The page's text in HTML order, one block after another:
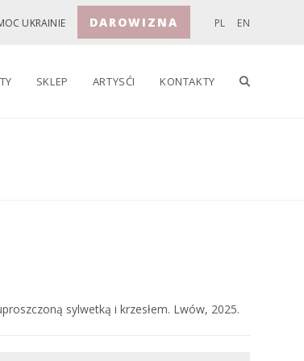
UKRAINIE DAROWIZNA PL EN
SKLEP ARTYSĆI KONTAKTY TOGGLE
sylwetką i krzesłem. Lwów, 2025.